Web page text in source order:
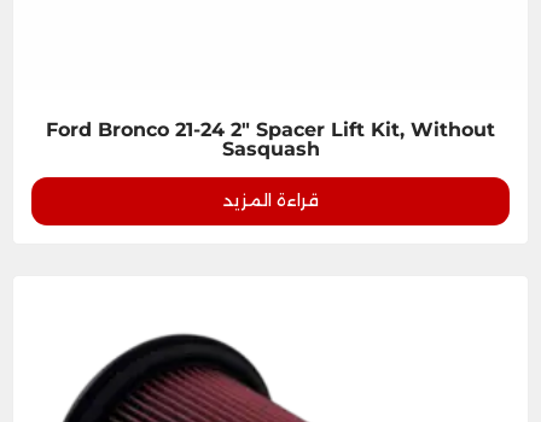
Ford Bronco 21-24 2" Spacer Lift Kit, Without
Sasquash
قراءة المزيد